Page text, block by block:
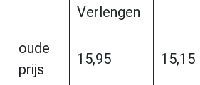
Verlengen
oude
prijs
15,95 15,15